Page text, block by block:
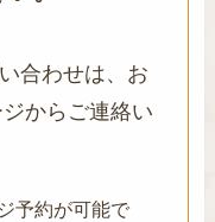
合わせは、お
からご連絡い
予約が可能で